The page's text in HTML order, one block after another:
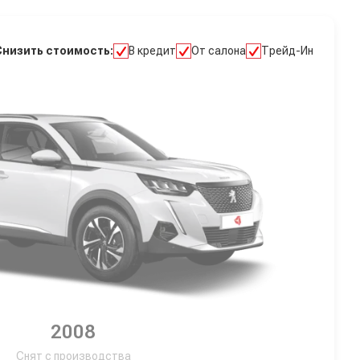
стоимость: В кредит От салона Трейд-Ин
2008
Снят с производства